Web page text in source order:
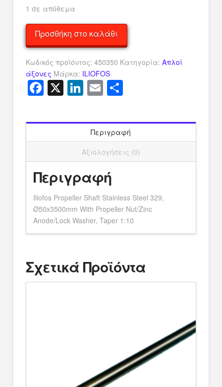
1 σε απόθεμα
Iliofos
Propeller
Shaft
Stainless
Steel
329,
Ø50x3500mm
Propeller
Anode/Lock
1:10
ποσότητα
Προσθήκη στο καλάθι
Κωδικός προϊόντος: 450350 Κατηγορία: Απλοί
άξονες Μάρκα: ILIOFOS
Facebook
X LinkedIn
Email
Περιγραφή
Αξιολογήσεις (0)
Περιγραφή
Iliofos Propeller Shaft Stainless Steel 329,
Ø50x3500mm With Propeller Nut/Zinc
Anode/Lock Washer, Taper 1:10
Σχετικά Προϊόντα